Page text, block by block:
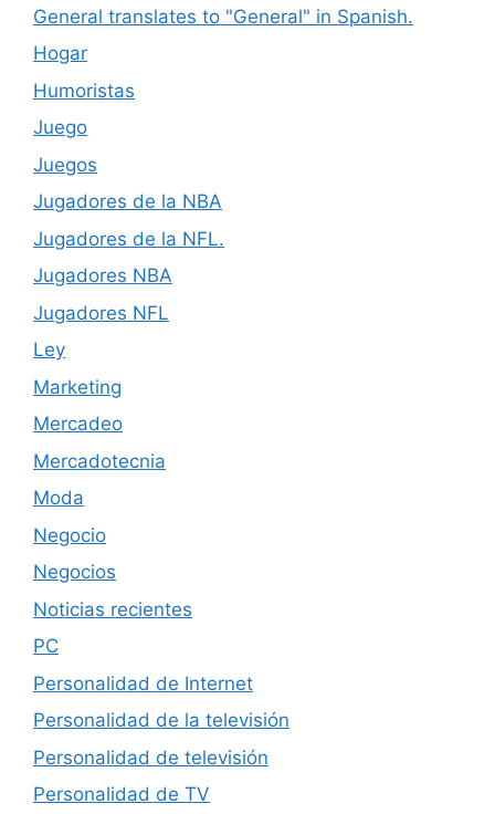
General translates to "General" in Spanish.
Hogar
Humoristas
Juego
Juegos
Jugadores de la NBA
Jugadores de la NFL.
Jugadores NBA
Jugadores NFL
Ley
Marketing
Mercadeo
Mercadotecnia
Moda
Negocio
Negocios
Noticias recientes
PC
Personalidad de Internet
Personalidad de la televisión
Personalidad de televisión
Personalidad de TV